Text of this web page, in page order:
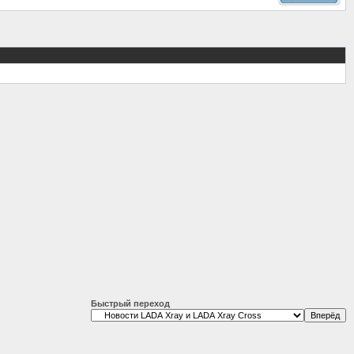
Быстрый переход